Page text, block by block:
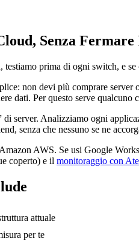
Senza Fermare
testiamo prima di ogni switch, e
non devi più comprare
dati. Per questo serve qualcuno
server. Analizziamo ogni
senza che nessuno se ne
AWS. Se usi Google
coperto) e il monitoraggio con
attuale
per te